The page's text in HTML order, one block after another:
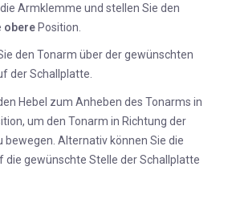
Armklemme und stellen Sie den
obere Position.
den Tonarm über der gewünschten
der Schallplatte.
Hebel zum Anheben des Tonarms in
um den Tonarm in Richtung der
bewegen. Alternativ können Sie die
die gewünschte Stelle der Schallplatte